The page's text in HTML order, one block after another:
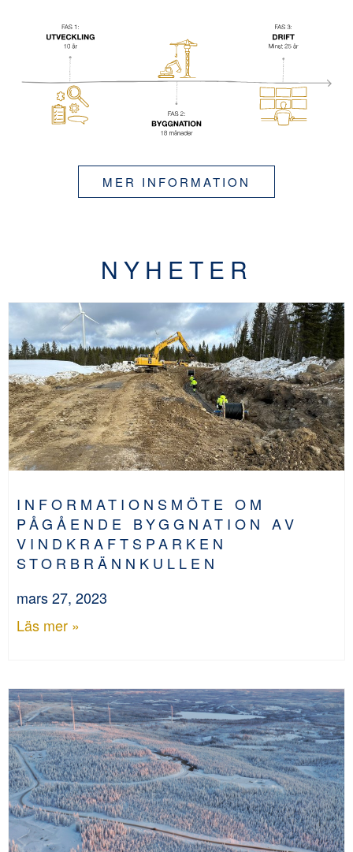
MER INFORMATION
NYHETER
INFORMATIONSMÖTE OM
PÅGÅENDE BYGGNATION AV
VINDKRAFTSPARKEN
STORBRÄNNKULLEN
mars 27, 2023
Läs mer »